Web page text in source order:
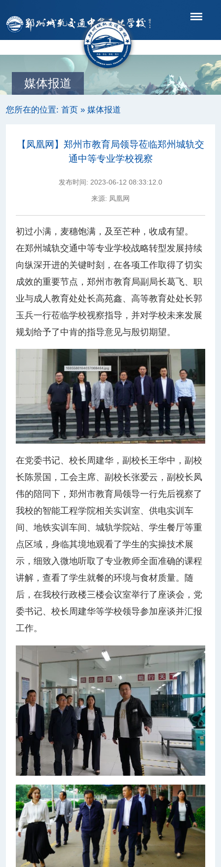
媒体报道
您所在的位置: 首页» 媒体报道
【凤凰网】郑州市教育局领导莅临郑州城轨交
通中等专业学校视察
发布时间: 2023-06-12 08:33:12.0
来源: 凤凰网
初过小满，麦穗饱满，及至芒种，收成有望。
在郑州城轨交通中等专业学校战略转型发展持续
向纵深开进的关键时刻，在各项工作取得了切实
成效的重要节点，郑州市教育局副局长葛飞、职
业与成人教育处处长高苑鑫、高等教育处处长郭
玉兵一行莅临学校视察指导，并对学校未来发展
规划给予了中肯的指导意见与殷切期望。
在党委书记、校长周建华，副校长王华中，副校
长陈景国，工会主席、副校长张爱云，副校长凤
伟的陪同下，郑州市教育局领导一行先后视察了
我校的智能工程学院相关实训室、供电实训车
间、地铁实训车间、城轨学院站、学生餐厅等重
点区域，身临其境地观看了学生的实操技术展
示，细致入微地听取了专业教师全面准确的课程
讲解，查看了学生就餐的环境与食材质量。随
后，在我校行政楼三楼会议室举行了座谈会，党
委书记、校长周建华等学校领导参加座谈并汇报
工作。